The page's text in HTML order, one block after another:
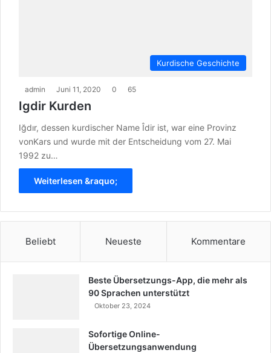
Kurdische Geschichte
admin Juni 11, 2020 0 65
Igdir Kurden
Iğdır, dessen kurdischer Name Îdir ist, war eine Provinz
vonKars und wurde mit der Entscheidung vom 27. Mai
1992 zu…
Weiterlesen &raquo;
Beliebt Neueste Kommentare
Beste Übersetzungs-App, die mehr als
90 Sprachen unterstützt
Oktober 23, 2024
Sofortige Online-
Übersetzungsanwendung